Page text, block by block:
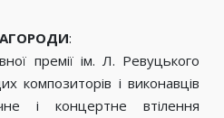
:
премії ім. Л. Ревуцького
композиторів і виконавців
і концертне втілення